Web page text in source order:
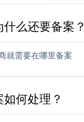
么还要备案？
就需要在哪里备案
何处理？